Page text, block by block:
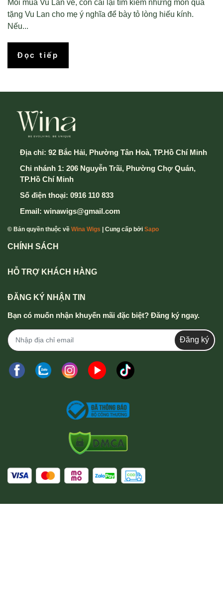
Mỗi mùa Vu Lan về, con cái lại tìm kiếm những món quà
tặng Vu Lan cho mẹ ý nghĩa để bày tỏ lòng hiếu kính.
Nếu...
Đọc tiếp
Địa chỉ: 92 Bắc Hải, Phường Tân Hoà, TP.Hồ Chí Minh
Chi nhánh 1: 206 Nguyễn Trãi, Phường Chợ Quán,
TP.Hồ Chí Minh
Số điện thoại: 0916 110 833
Email: winawigs@gmail.com
© Bản quyền thuộc về Wina Wigs | Cung cấp bởi Sapo
CHÍNH SÁCH
HỖ TRỢ KHÁCH HÀNG
ĐĂNG KÝ NHẬN TIN
Bạn có muốn nhận khuyến mãi đặc biệt? Đăng ký ngay.
Đăng ký